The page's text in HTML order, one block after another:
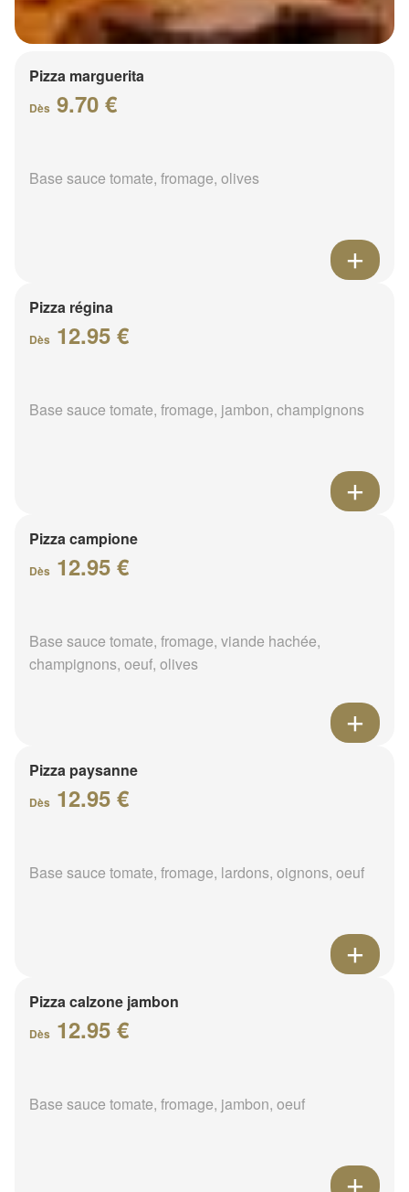
Pizza marguerita
Dès 9.70 €
Base sauce tomate, fromage, olives
Pizza régina
Dès 12.95 €
Base sauce tomate, fromage, jambon, champignons
Pizza campione
Dès 12.95 €
Base sauce tomate, fromage, viande hachée,
champignons, oeuf, olives
Pizza paysanne
Dès 12.95 €
Base sauce tomate, fromage, lardons, oignons, oeuf
Pizza calzone jambon
Dès 12.95 €
Base sauce tomate, fromage, jambon, oeuf